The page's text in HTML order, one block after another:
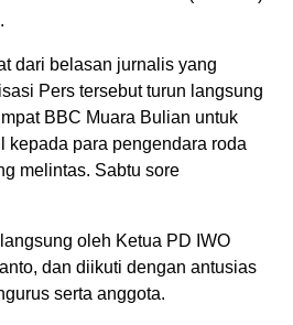
dari belasan jurnalis yang
Pers tersebut turun langsung
BBC Muara Bulian untuk
kepada para pengendara roda
melintas. Sabtu sore
oleh Ketua PD IWO
dan diikuti dengan antusias
serta anggota.